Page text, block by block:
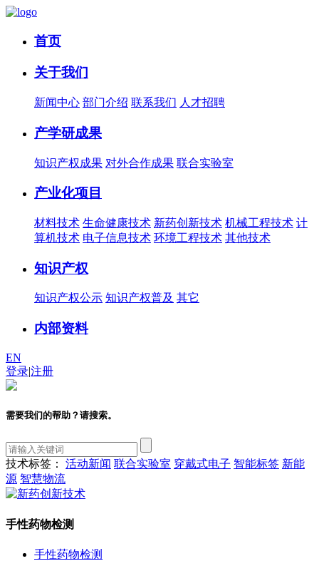
首页
关于我们
新闻中心 部门介绍 联系我们 人才招聘
产学研成果
知识产权成果 对外合作成果 联合实验室
产业化项目
材料技术 生命健康技术 新药创新技术 机械工程技术 计
算机技术 电子信息技术 环境工程技术 其他技术
知识产权
知识产权公示 知识产权普及 其它
内部资料
EN
登录|注册
需要我们的帮助？请搜索。
技术标签： 活动新闻 联合实验室 穿戴式电子 智能标签 新能
源 智慧物流
手性药物检测
手性药物检测